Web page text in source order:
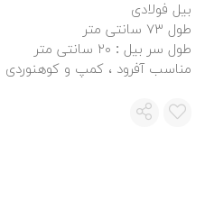
بیل فولادی
طول ۷۳ سانتی متر
طول سر بیل : ۲۰ سانتی متر
مناسب آفرود ، کمپ و کوهنوردی